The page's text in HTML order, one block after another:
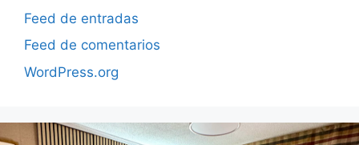
Feed de entradas
Feed de comentarios
WordPress.org